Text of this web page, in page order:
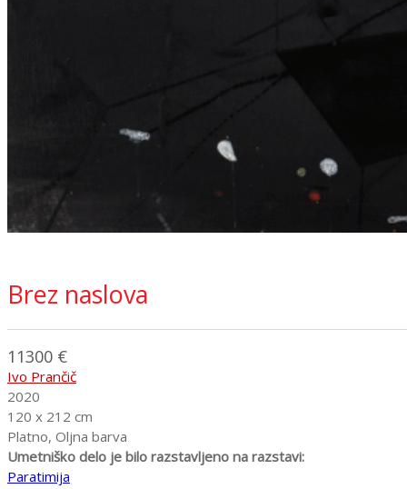
Brez naslova
11300 €
Ivo Prančič
2020
120 x 212 cm
Platno, Oljna barva
Umetniško delo je bilo razstavljeno na razstavi:
Paratimija